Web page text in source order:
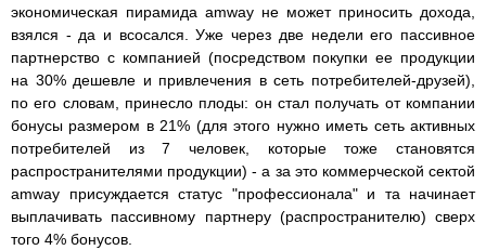
экономическая пирамида amway не может приносить дохода,
взялся - да и всосался. Уже через две недели его пассивное
партнерство с компанией (посредством покупки ее продукции
на 30% дешевле и привлечения в сеть потребителей-друзей),
по его словам, принесло плоды: он стал получать от компании
бонусы размером в 21% (для этого нужно иметь сеть активных
потребителей из 7 человек, которые тоже становятся
распространителями продукции) - а за это коммерческой сектой
amway присуждается статус "профессионала" и та начинает
выплачивать пассивному партнеру (распространителю) сверх
того 4% бонусов.